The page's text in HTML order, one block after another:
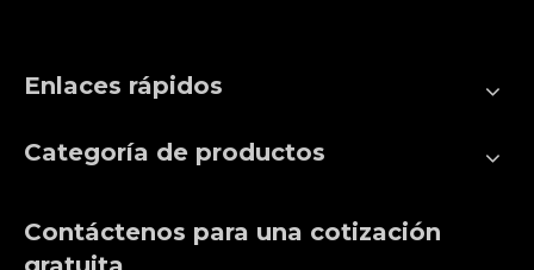
Enlaces rápidos
Categoría de productos
Contáctenos para una cotización